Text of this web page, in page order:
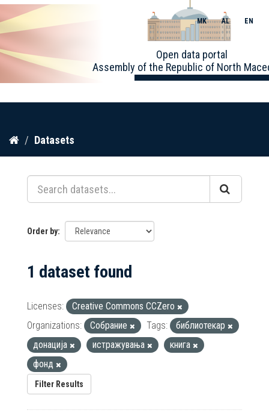
Skip
content
Open data portal
Assembly of the Republic of North
MK AL EN
Datasets
Order by
1 dataset found
Licenses:
Creative Commons CCZero
Organizations:
Собрание Tags:
библиотекар
донација
истражувања
книга
фонд
Filter Results